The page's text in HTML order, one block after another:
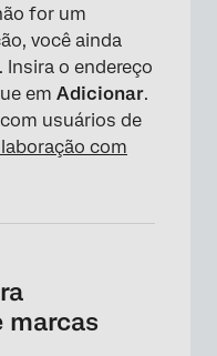
for um
você ainda
Insira o endereço
em Adicionar.
usuários de
com
marcas